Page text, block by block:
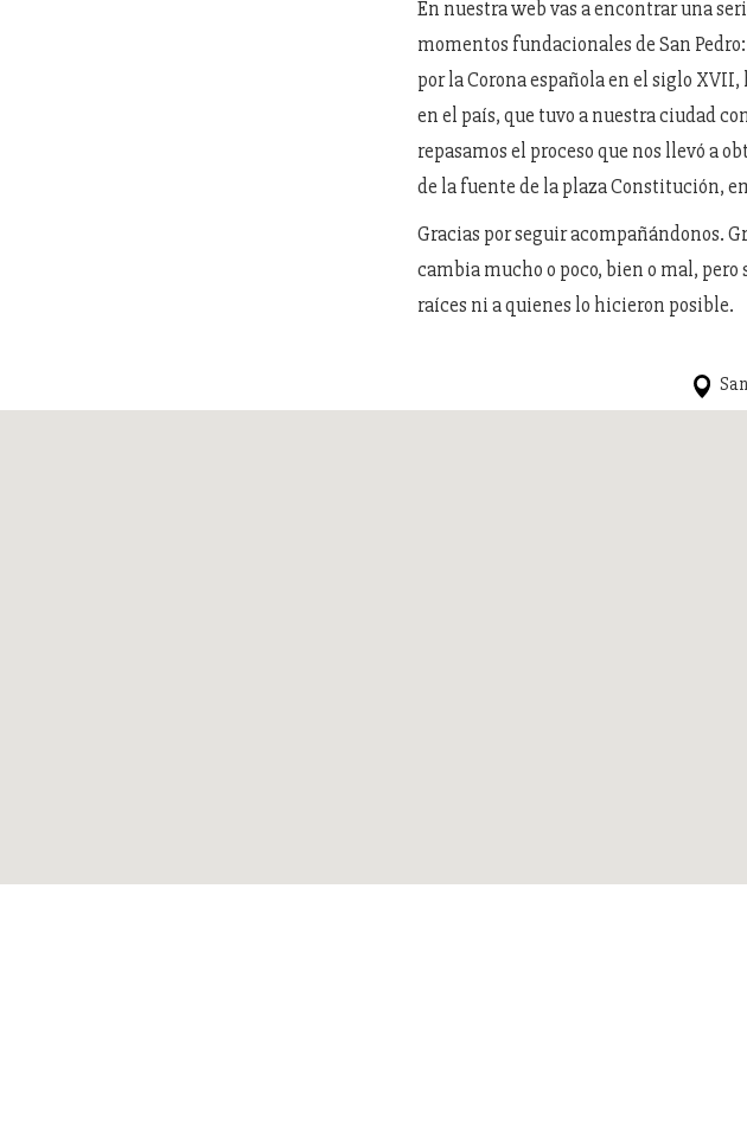
En nuestra web vas a encontrar una
momentos fundacionales de San
por la Corona española en el siglo
en el país, que tuvo a nuestra ciudad
repasamos el proceso que nos llevó a
de la fuente de la plaza Constitución,
Gracias por seguir acompañándonos.
cambia mucho o poco, bien o mal,
raíces ni a quienes lo hicieron posible.